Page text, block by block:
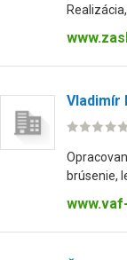
Realizácia,
Vladimír
brúsenie,